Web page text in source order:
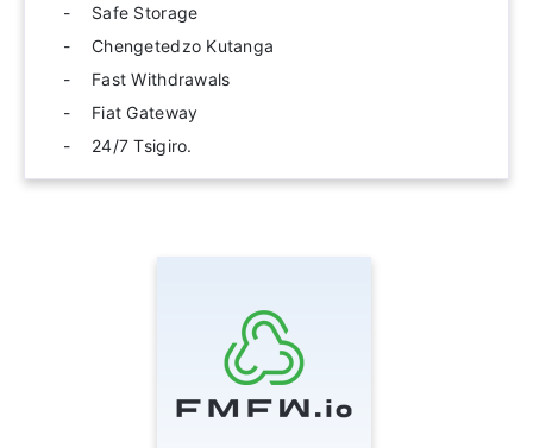
Safe Storage
Chengetedzo Kutanga
Fast Withdrawals
Fiat Gateway
24/7 Tsigiro.